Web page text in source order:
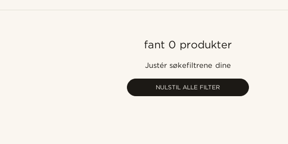
fant 0 produkter
Justér søkefiltrene dine
NULSTIL ALLE FILTER